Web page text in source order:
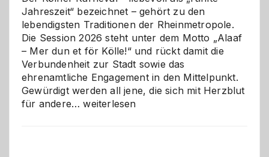
Jahreszeit“ bezeichnet – gehört zu den
lebendigsten Traditionen der Rheinmetropole.
Die Session 2026 steht unter dem Motto „Alaaf
– Mer dun et för Kölle!“ und rückt damit die
Verbundenheit zur Stadt sowie das
ehrenamtliche Engagement in den Mittelpunkt.
Gewürdigt werden all jene, die sich mit Herzblut
für andere…Kölner
weiterlesen